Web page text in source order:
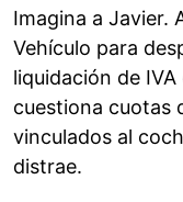
Imagina a Javier.
Vehículo para
liquidación de
cuestiona cuotas
vinculados al
distrae.